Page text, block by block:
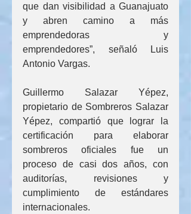
que dan visibilidad a Guanajuato
y abren camino a más
emprendedoras y
emprendedores”, señaló Luis
Antonio Vargas.
Guillermo Salazar Yépez,
propietario de Sombreros Salazar
Yépez, compartió que lograr la
certificación para elaborar
sombreros oficiales fue un
proceso de casi dos años, con
auditorías, revisiones y
cumplimiento de estándares
internacionales.